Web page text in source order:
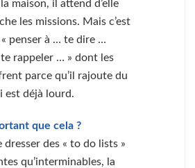
maison, il attend d’elle
les missions. Mais c’est
penser à … te dire …
rappeler … » dont les
parce qu’il rajoute du
est déjà lourd.
que cela ?
dresser des « to do lists »
qu’interminables, la